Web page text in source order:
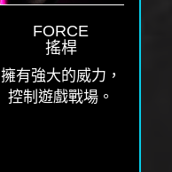
FORCE
搖桿
擁有強大的威力，
控制遊戲戰場。